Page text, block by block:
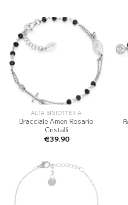
ALTA BIGIOTTERIA
Bracciale Amen Rosario
Cristalli
€39.90